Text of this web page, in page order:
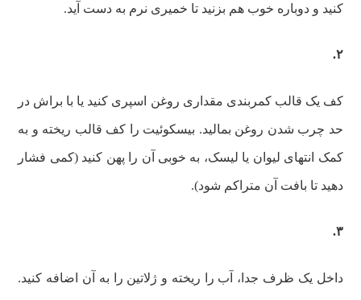
کنید و دوباره خوب هم بزنید تا خمیری نرم به دست آید.
۲.
کف یک قالب کمربندی مقداری روغن اسپری کنید یا با براش در
حد چرب شدن روغن بمالید. بیسکوئیت را کف قالب ریخته و به
کمک انتهای لیوان یا لیسک، به خوبی آن را پهن کنید (کمی فشار
دهید تا بافت آن متراکم شود).
۳.
داخل یک ظرف جدا، آب را ریخته و ژلاتین را به آن اضافه کنید.